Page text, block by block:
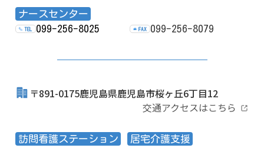
ナースセンター
TEL 099-256-8025 FAX 099-256-8079
〒891-0175鹿児島県鹿児島市桜ヶ丘6丁目12
交通アクセスはこちら
訪問看護ステーション 居宅介護支援